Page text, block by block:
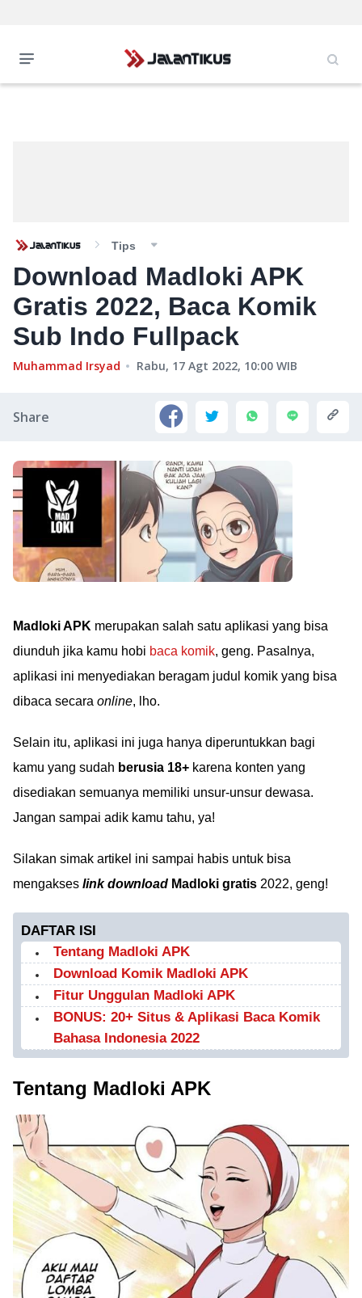
Tips
Download Madloki APK
Gratis 2022, Baca Komik
Sub Indo Fullpack
Muhammad Irsyad Rabu, 17 Agt 2022, 10:00 WIB
Share
Madloki APK merupakan salah satu aplikasi yang bisa
diunduh jika kamu hobi baca komik, geng. Pasalnya,
aplikasi ini menyediakan beragam judul komik yang bisa
dibaca secara online, lho.
Selain itu, aplikasi ini juga hanya diperuntukkan bagi
kamu yang sudah berusia 18+ karena konten yang
disediakan semuanya memiliki unsur-unsur dewasa.
Jangan sampai adik kamu tahu, ya!
Silakan simak artikel ini sampai habis untuk bisa
mengakses link download Madloki gratis 2022, geng!
DAFTAR ISI
Tentang Madloki APK
Download Komik Madloki APK
Fitur Unggulan Madloki APK
BONUS: 20+ Situs & Aplikasi Baca Komik
Bahasa Indonesia 2022
Tentang Madloki APK